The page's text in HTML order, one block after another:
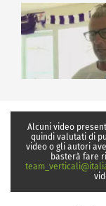
Alcuni video
quindi valutati di
video o gli autori
basterà fare